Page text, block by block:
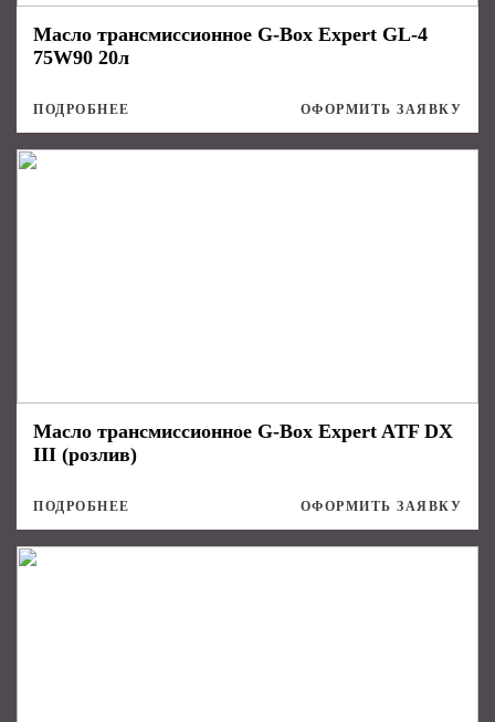
Масло трансмиссионное G-Box Expert GL-4
75W90 20л
ПОДРОБНЕЕ ОФОРМИТЬ ЗАЯВКУ
Масло трансмиссионное G-Box Expert ATF DX
III (розлив)
ПОДРОБНЕЕ ОФОРМИТЬ ЗАЯВКУ